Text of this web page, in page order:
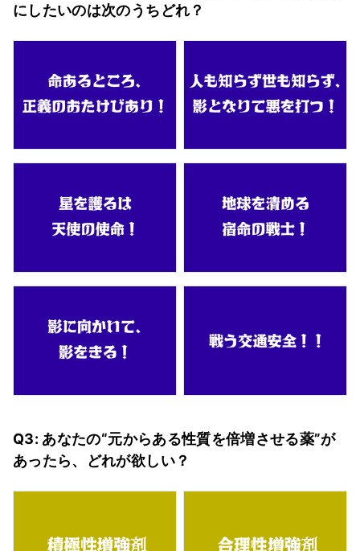
にしたいのは次のうちどれ？
Q3: あなたの“元からある性質を倍増させる薬”が
あったら、どれが欲しい？